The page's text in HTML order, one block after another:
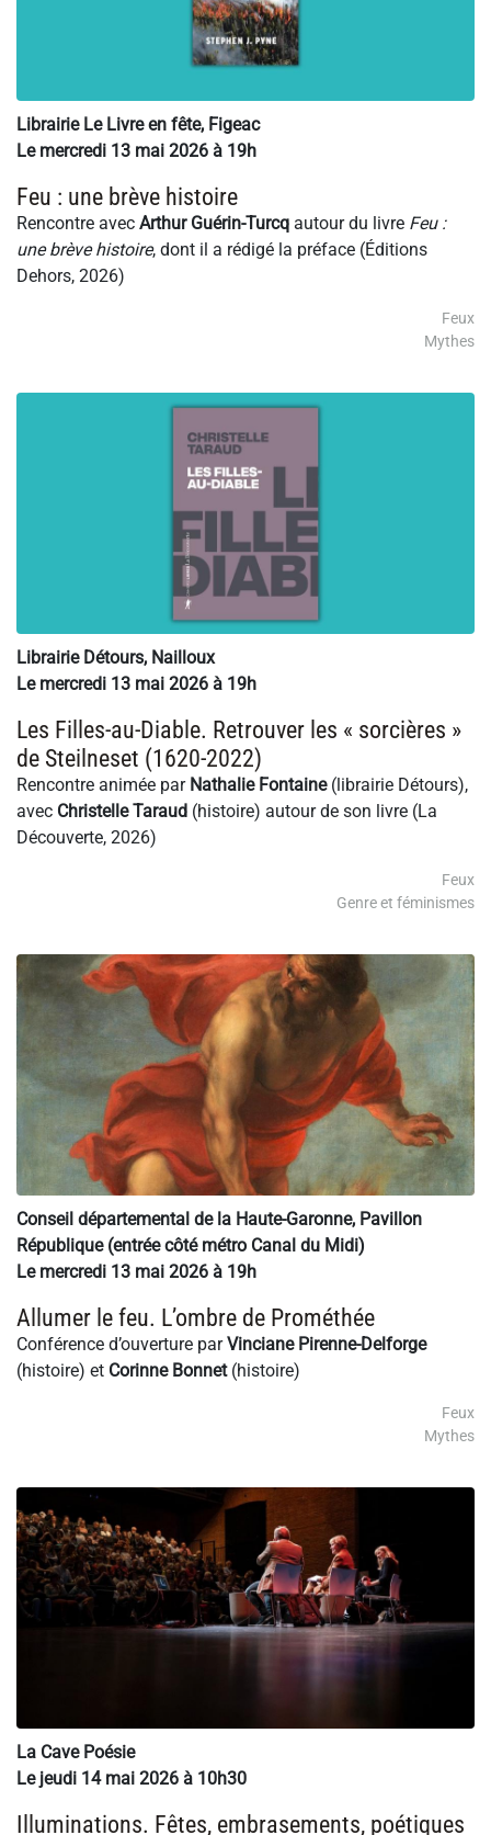
Librairie Le Livre en fête, Figeac
Le mercredi 13 mai 2026 à 19h
Feu : une brève histoire
Rencontre avec Arthur Guérin-Turcq autour du livre Feu :
une brève histoire, dont il a rédigé la préface (Éditions
Dehors, 2026)
Feux
Mythes
Librairie Détours, Nailloux
Le mercredi 13 mai 2026 à 19h
Les Filles-au-Diable. Retrouver les « sorcières »
de Steilneset (1620-2022)
Rencontre animée par Nathalie Fontaine(librairie Détours),
avec Christelle Taraud (histoire) autour de son livre (La
Découverte, 2026)
Feux
Genre et féminismes
Conseil départemental de la Haute-Garonne, Pavillon
République (entrée côté métro Canal du Midi)
Le mercredi 13 mai 2026 à 19h
Allumer le feu. L’ombre de Prométhée
Conférence d’ouverture parVinciane Pirenne-Delforge
(histoire) et Corinne Bonnet(histoire)
Feux
Mythes
La Cave Poésie
Le jeudi 14 mai 2026 à 10h30
Illuminations. Fêtes, embrasements, poétiques